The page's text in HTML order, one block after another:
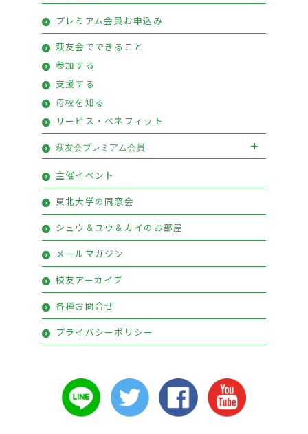
優待情報
活動報告
会長挨拶
萩友会のご案内
プレミアム会員お申込み
萩友会でできること
参加する
支援する
母校を知る
サービス・ベネフィット
萩友会プレミアム会員
萩友会プレミアム会員お申込み
プレミアム会員特典
主催イベント
東北大学の同窓会
シュウ＆ユウ＆カイのお部屋
メールマガジン
校友アーカイブ
各種お問合せ
プライバシーポリシー